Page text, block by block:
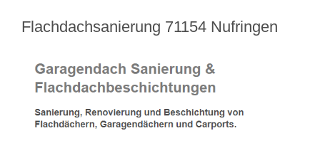
Flachdachsanierung 71154 Nufringen